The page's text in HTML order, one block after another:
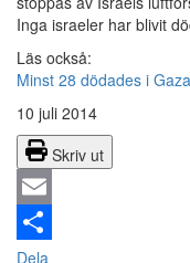
Inga israeler har blivit
Läs också:
Minst 28 dödades i Gaza
10 juli 2014
Skriv ut
Email
Dela